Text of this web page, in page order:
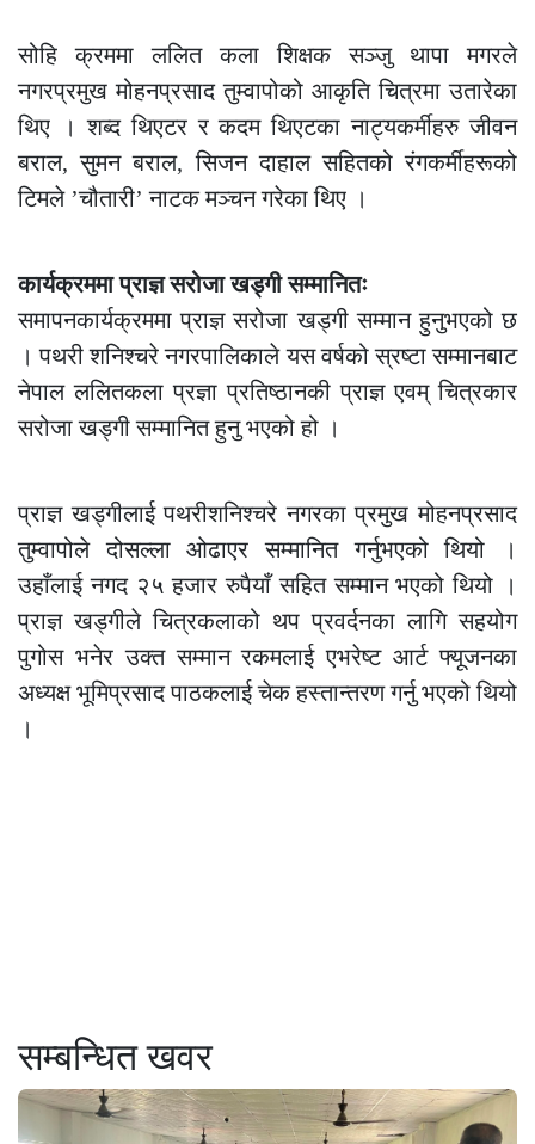
सोहि क्रममा ललित कला शिक्षक सञ्जु थापा मगरले
नगरप्रमुख मोहनप्रसाद तुम्वापोको आकृति चित्रमा उतारेका
थिए । शब्द थिएटर र कदम थिएटका नाट्यकर्मीहरु जीवन
बराल, सुमन बराल, सिजन दाहाल सहितको रंगकर्मीहरूको
टिमले ’चौतारी’ नाटक मञ्चन गरेका थिए ।
कार्यक्रममा प्राज्ञ सरोजा खड्गी सम्मानितः
समापनकार्यक्रममा प्राज्ञ सरोजा खड्गी सम्मान हुनुभएको छ
। पथरी शनिश्चरे नगरपालिकाले यस वर्षको स्रष्टा सम्मानबाट
नेपाल ललितकला प्रज्ञा प्रतिष्ठानकी प्राज्ञ एवम् चित्रकार
सरोजा खड्गी सम्मानित हुनु भएको हो ।
प्राज्ञ खड्गीलाई पथरीशनिश्चरे नगरका प्रमुख मोहनप्रसाद
तुम्वापोले दोसल्ला ओढाएर सम्मानित गर्नुभएको थियो ।
उहाँलाई नगद २५ हजार रुपैयाँ सहित सम्मान भएको थियो ।
प्राज्ञ खड्गीले चित्रकलाको थप प्रवर्दनका लागि सहयोग
पुगोस भनेर उक्त सम्मान रकमलाई एभरेष्ट आर्ट फ्यूजनका
अध्यक्ष भूमिप्रसाद पाठकलाई चेक हस्तान्तरण गर्नु भएको थियो
।
सम्बन्धित खवर